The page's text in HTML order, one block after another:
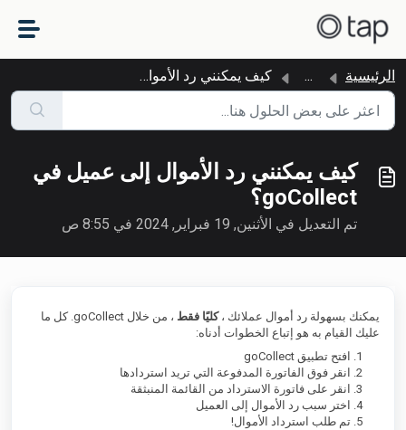
الرئيسية ... كيف يمكنني رد الأموال إلى عميل في goCollect؟
كيف يمكنني رد الأموال إلى عميل في
goCollect؟
تم التعديل في الأثنين, 19 فبراير, 2024 في 8:55 ص
يمكنك بسهولة رد أموال عملائك ،كليًا فقط
، من خلال goCollect. كل ما
عليك القيام به هو إتباع الخطوات أدناه:
افتح تطبيق goCollect
انقر فوق الفاتورة المدفوعة التي تريد استردادها
انقر على فاتورة الاسترداد من القائمة المنبثقة
اختر سبب رد الأموال إلى العميل
تم طلب استرداد الأموال!